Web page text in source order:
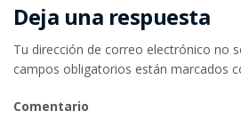
Deja una respuesta
Tu dirección de correo electrónico no
campos obligatorios están marcados
Comentario